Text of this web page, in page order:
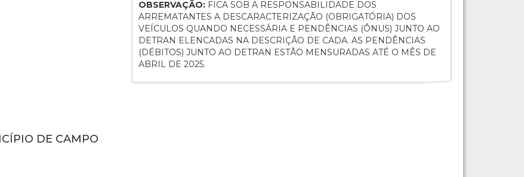
OBSERVAÇÃO: FICA SOB A RESPONSABILIDADE DOS
ARREMATANTES A DESCARACTERIZAÇÃO (OBRIGATÓRIA) DOS
VEÍCULOS QUANDO NECESSÁRIA E PENDÊNCIAS (ÔNUS) JUNTO AO
DETRAN ELENCADAS NA DESCRIÇÃO DE CADA. AS PENDÊNCIAS
(DÉBITOS) JUNTO AO DETRAN ESTÃO MENSURADAS ATÉ O MÊS DE
ABRIL DE 2025.
DE CAMPO